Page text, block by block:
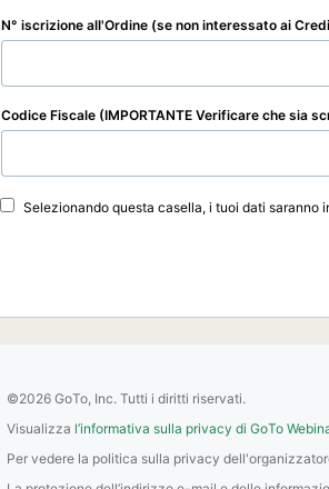
N° iscrizione all'Ordine (se non interessato ai
Codice Fiscale (IMPORTANTE Verificare che sia
Selezionando questa casella, i tuoi dati
©2026 GoTo, Inc. Tutti i diritti riservati.
Visualizza l’informativa sulla privacy di GoTo
Per vedere la politica sulla privacy